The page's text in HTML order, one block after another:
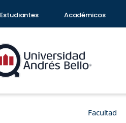
Estudiantes Académicos
Facultad